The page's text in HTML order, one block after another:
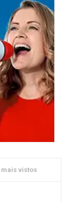
mais vistos